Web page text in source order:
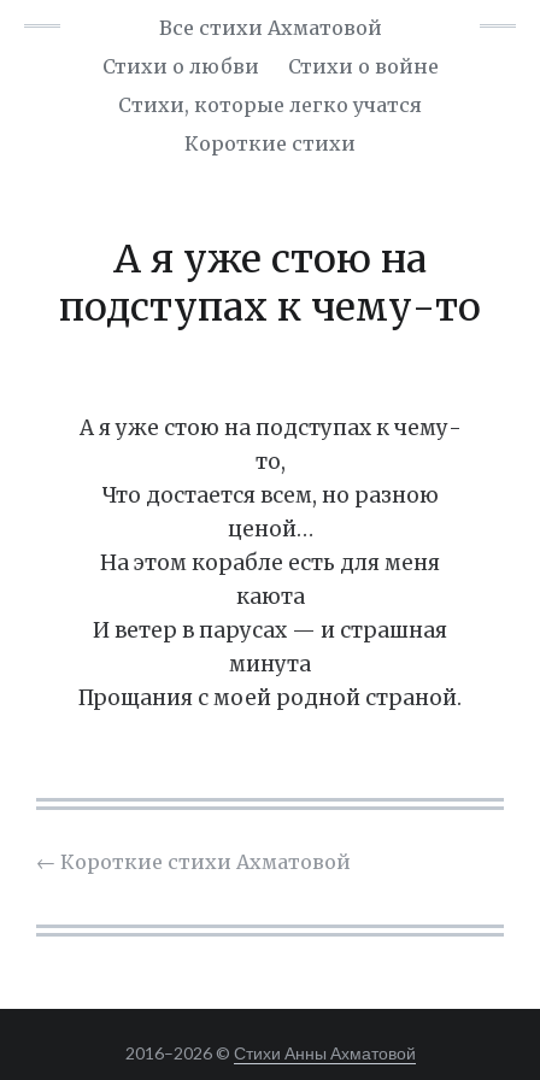
Все стихи Ахматовой
Стихи о любви
Стихи о войне
Cтихи, которые легко учатся
Короткие стихи
А я уже стою на
подступах к чему-то
А я уже стою на подступах к чему-
то,
Что достается всем, но разною
ценой…
На этом корабле есть для меня
каюта
И ветер в парусах — и страшная
минута
Прощания с моей родной страной.
← Короткие стихи Ахматовой
2016–2026 © Стихи Анны Ахматовой